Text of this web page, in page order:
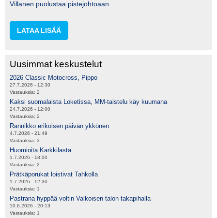
Villanen puolustaa pistejohtoaan
LATAA LISÄÄ
Uusimmat keskustelut
2026 Classic Motocross, Pippo
27.7.2026 - 12:30
Vastauksia: 2
Kaksi suomalaista Loketissa, MM-taistelu käy kuumana
24.7.2026 - 12:00
Vastauksia: 2
Rannikko erikoisen päivän ykkönen
4.7.2026 - 21:49
Vastauksia: 3
Huomioita Karkkilasta
1.7.2026 - 18:00
Vastauksia: 2
Prätkäporukat loistivat Tahkolla
1.7.2026 - 12:30
Vastauksia: 1
Pastrana hyppää voltin Valkoisen talon takapihalla
10.6.2026 - 20:13
Vastauksia: 1